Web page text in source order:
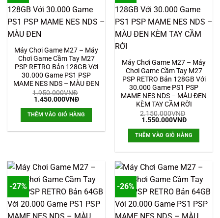
Máy Chơi Game M27 – Máy
Chơi Game Cầm Tay M27
PSP RETRO Bản 128GB Với
30.000 Game PS1 PSP
MAME NES NDS – MÀU ĐEN
1.950.000VNĐ
Giá
là:
1.950.000VNĐ.
1.450.000VNĐGiá
tại
là:
1.450.000VNĐ.
THÊM VÀO GIỎ HÀNG
Máy Chơi Game M27 – Máy
Chơi Game Cầm Tay M27
PSP RETRO Bản 128GB Với
30.000 Game PS1 PSP
MAME NES NDS – MÀU ĐEN
KÈM TAY CẦM RỜI
2.150.000VNĐ
Giá
là:
2.150.000VNĐ.
1.550.000VNĐGiá
tại
là:
THÊM VÀO GIỎ HÀNG
-27% -26%